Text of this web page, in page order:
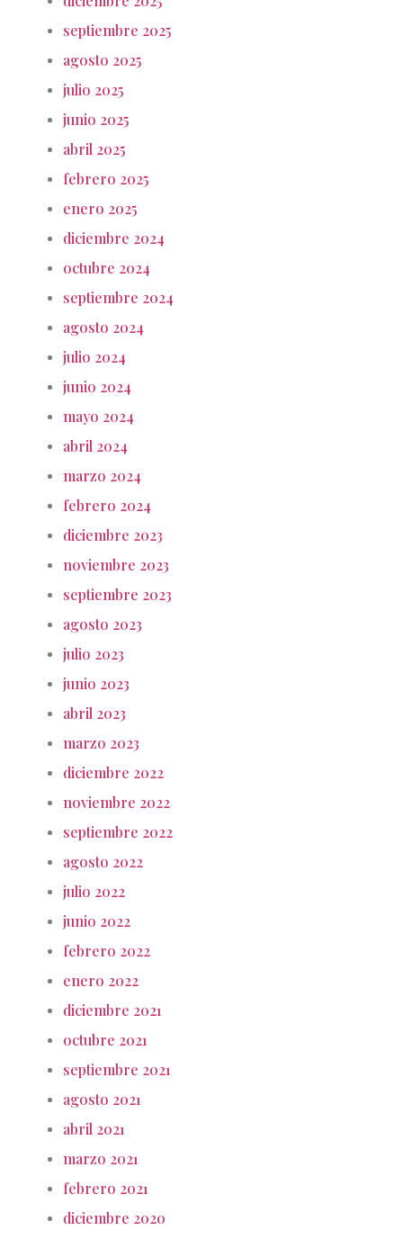
septiembre 2025
agosto 2025
julio 2025
junio 2025
abril 2025
febrero 2025
enero 2025
diciembre 2024
octubre 2024
septiembre 2024
agosto 2024
julio 2024
junio 2024
mayo 2024
abril 2024
marzo 2024
febrero 2024
diciembre 2023
noviembre 2023
septiembre 2023
agosto 2023
julio 2023
junio 2023
abril 2023
marzo 2023
diciembre 2022
noviembre 2022
septiembre 2022
agosto 2022
julio 2022
junio 2022
febrero 2022
enero 2022
diciembre 2021
octubre 2021
septiembre 2021
agosto 2021
abril 2021
marzo 2021
febrero 2021
diciembre 2020